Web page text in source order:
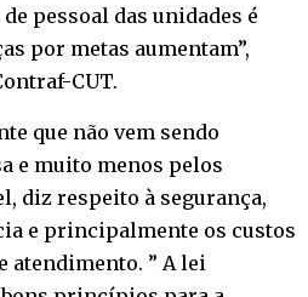
pessoal das unidades é
por metas aumentam”,
CUT.
que não vem sendo
e muito menos pelos
diz respeito à segurança,
e principalmente os custos
atendimento. ” A lei